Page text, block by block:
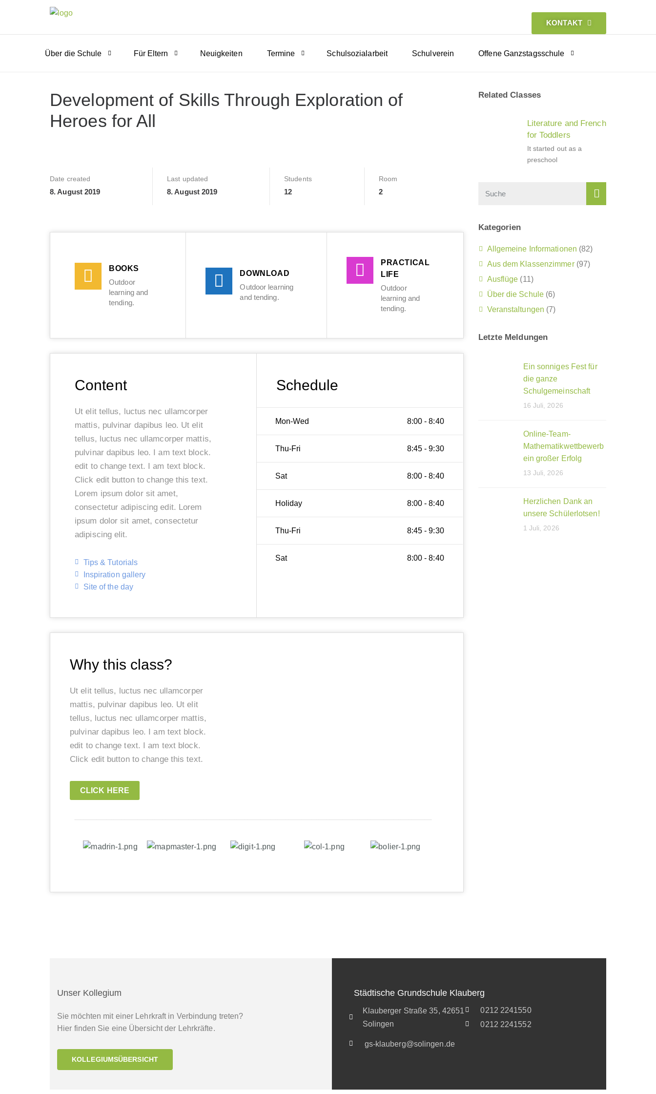
KONTAKT
Über die Schule Für Eltern Neuigkeiten Termine Schulsozialarbeit Schulverein Offene Ganzstagsschule
Development of Skills Through Exploration of
Heroes for All
Date created
8. August 2019
Last updated
8. August 2019
Students
12
Room
2
BOOKS
Outdoor
learning and
tending.
DOWNLOAD
Outdoor learning
and tending.
PRACTICAL
LIFE
Outdoor
learning and
tending.
Content
Ut elit tellus, luctus nec ullamcorper
mattis, pulvinar dapibus leo. Ut elit
tellus, luctus nec ullamcorper mattis,
pulvinar dapibus leo. I am text block.
edit to change text. I am text block.
Click edit button to change this text.
Lorem ipsum dolor sit amet,
consectetur adipiscing edit. Lorem
ipsum dolor sit amet, consectetur
adipiscing elit.
Tips & Tutorials
Inspiration gallery
Site of the day
Schedule
Mon-Wed 8:00 - 8:40
Thu-Fri 8:45 - 9:30
Sat 8:00 - 8:40
Holiday 8:00 - 8:40
Thu-Fri 8:45 - 9:30
Sat 8:00 - 8:40
Why this class?
Ut elit tellus, luctus nec ullamcorper
mattis, pulvinar dapibus leo. Ut elit
tellus, luctus nec ullamcorper mattis,
pulvinar dapibus leo. I am text block.
edit to change text. I am text block.
Click edit button to change this text.
CLICK HERE
Related Classes
Literature and French
for Toddlers
It started out as a
preschool
Kategorien
Allgemeine Informationen (82)
Aus dem Klassenzimmer(97)
Ausflüge (11)
Über die Schule (6)
Veranstaltungen (7)
Letzte Meldungen
Ein sonniges Fest für
die ganze
Schulgemeinschaft
16 Juli, 2026
Online-Team-
Mathematikwettbewerb
ein großer Erfolg
13 Juli, 2026
Herzlichen Dank an
unsere Schülerlotsen!
1 Juli, 2026
Unser Kollegium
Sie möchten mit einer Lehrkraft in Verbindung treten?
Hier finden Sie eine Übersicht der Lehrkräfte.
KOLLEGIUMSÜBERSICHT
Städtische Grundschule Klauberg
Klauberger Straße 35, 42651
Solingen
gs-klauberg@solingen.de
0212 2241550
0212 2241552